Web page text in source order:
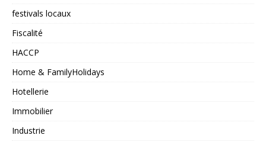
festivals locaux
Fiscalité
HACCP
Home & FamilyHolidays
Hotellerie
Immobilier
Industrie